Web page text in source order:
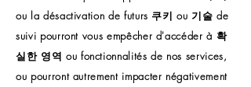
ou la désactivation de futurs 쿠키 ou 기술 de
suivi pourront vous empêcher d'accéder à 확
실한 영역 ou fonctionnalités de nos services,
ou pourront autrement impacter négativement